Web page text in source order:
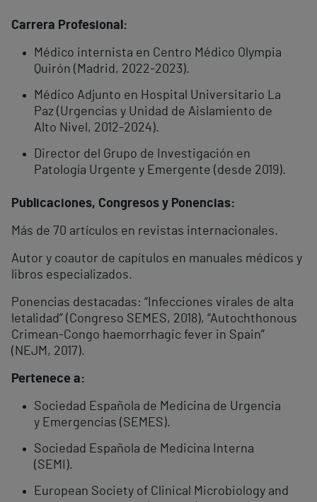
Carrera Profesional:
Médico internista en Centro Médico Olympia
Quirón (Madrid, 2022-2023).
Médico Adjunto en Hospital Universitario La
Paz (Urgencias y Unidad de Aislamiento de
Alto Nivel, 2012-2024).
Director del Grupo de Investigación en
Patología Urgente y Emergente (desde 2019).
Publicaciones, Congresos y Ponencias:
Más de 70 artículos en revistas internacionales.
Autor y coautor de capítulos en manuales médicos y
libros especializados.
Ponencias destacadas: “Infecciones virales de alta
letalidad” (Congreso SEMES, 2018), “Autochthonous
Crimean-Congo haemorrhagic fever in Spain”
(NEJM, 2017).
Pertenece a:
Sociedad Española de Medicina de Urgencia
y Emergencias (SEMES).
Sociedad Española de Medicina Interna
(SEMI).
European Society of Clinical Microbiology and